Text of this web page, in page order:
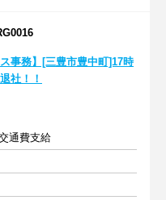
ス事務】[三豊市豊中町]17時
社！！
通費支給